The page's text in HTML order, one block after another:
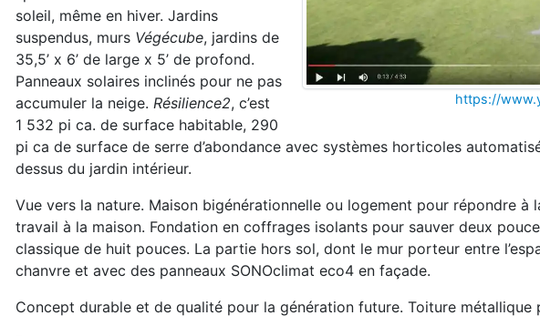
https://
soleil, même en hiver. Jardins
suspendus, murs Végécube, jardins de
35,5’ x 6’ de large x 5’ de profond.
Panneaux solaires inclinés pour ne pas
accumuler la neige. Résilience2, c’est
1 532 pi ca. de surface habitable, 290
pi ca de surface de serre d’abondance avec systèmes horticoles
dessus du jardin intérieur.
Vue vers la nature. Maison bigénérationnelle ou logement pour répondre
travail à la maison. Fondation en coffrages isolants pour sauver deux
classique de huit pouces. La partie hors sol, dont le mur porteur entre
chanvre et avec des panneaux SONOclimat eco4 en façade.
Concept durable et de qualité pour la génération future. Toiture métallique